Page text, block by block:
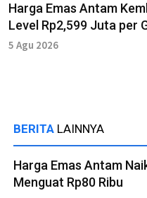
Harga Emas Antam
Level Rp2,599 Juta per
5 Agu 2026
BERITA LAINNYA
Harga Emas Antam
Menguat Rp80 Ribu